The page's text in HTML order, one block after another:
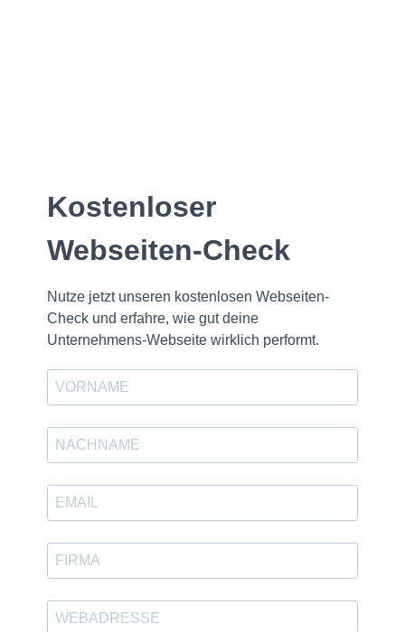
Kostenloser
Webseiten-Check
Nutze jetzt unseren kostenlosen Webseiten-
Check und erfahre, wie gut deine
Unternehmens-Webseite wirklich performt.